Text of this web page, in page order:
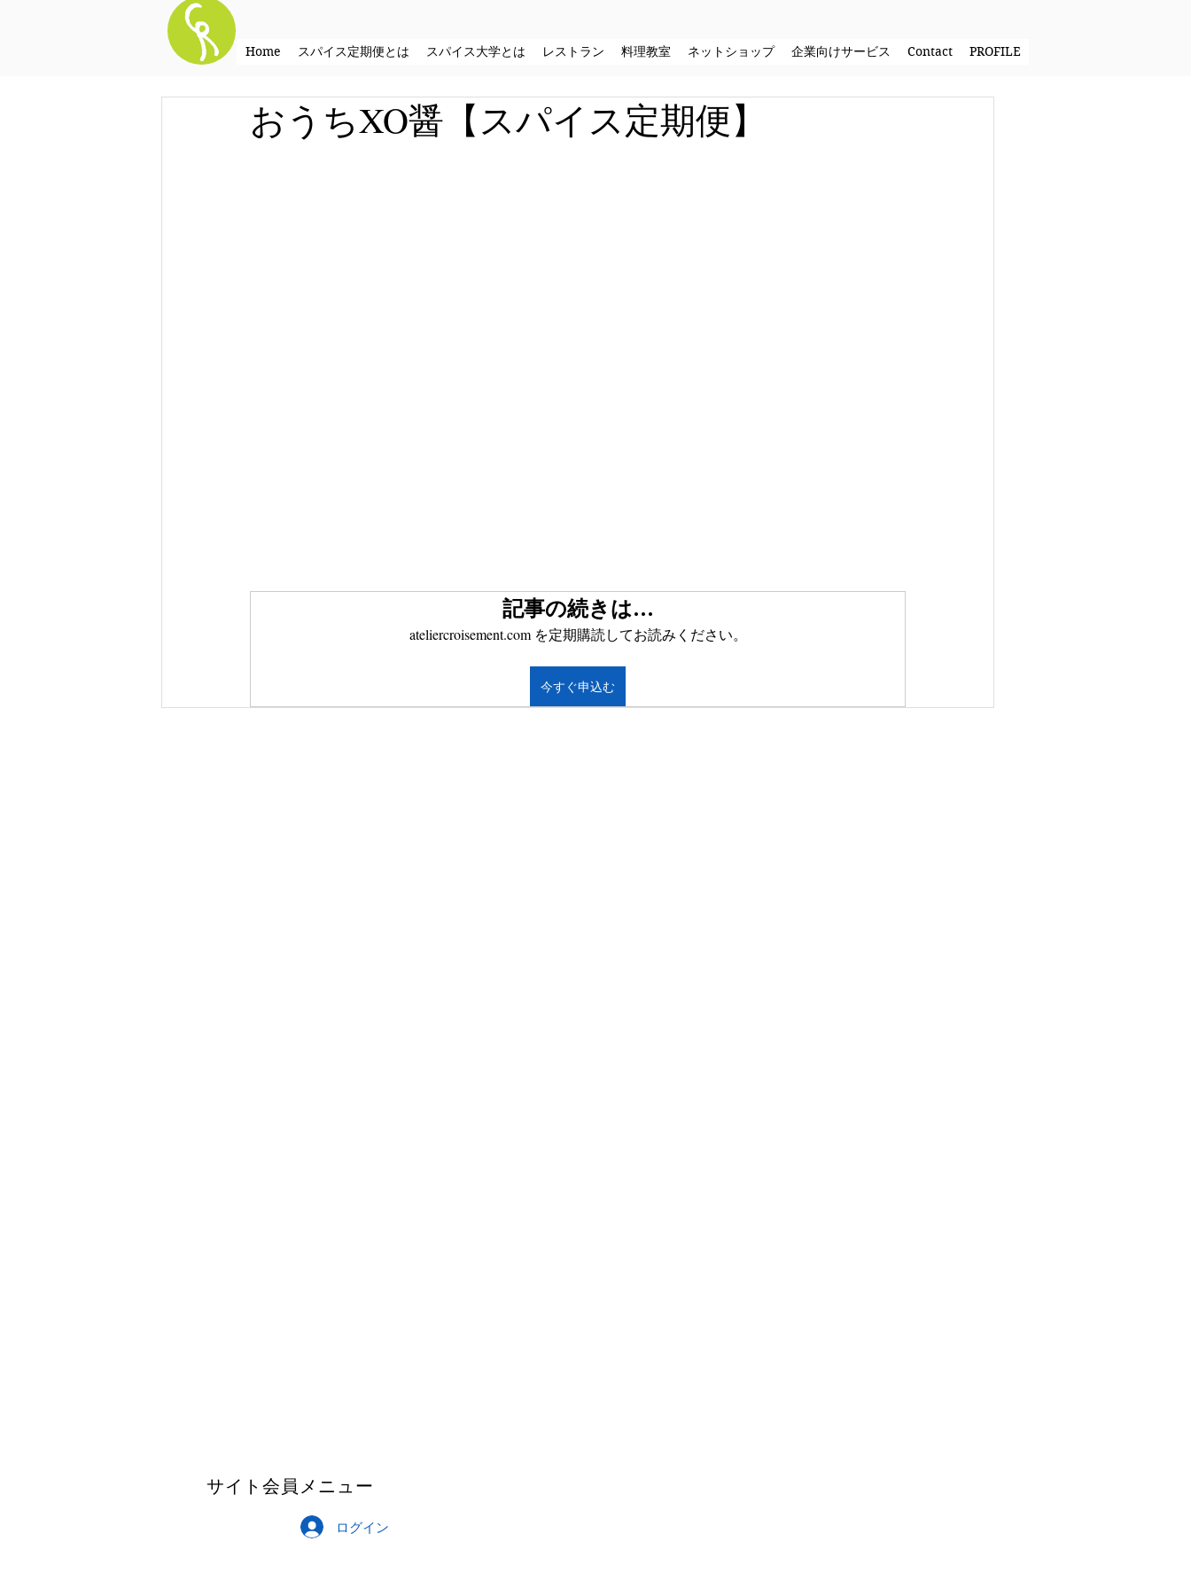
Home スパイス定期便とは スパイス大学とは レストラン 料理教室 ネットショップ 企業向けサービス Contact PROFILE
おうちXO醤【スパイス定期便】
記事の続きは…
ateliercroisement.com を定期購読してお読みください。
今すぐ申込む
サイト会員メニュー
ログイン